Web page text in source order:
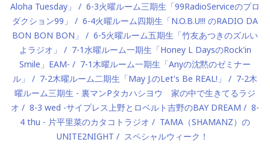
Aloha Tuesday」
6-3火曜ルーム三期生「99RadioServiceのプロ
ダクション99」
6-4火曜ルーム四期生「N.O.B.U!!! のRADIO DA
BON BON BON」
6-5火曜ルーム五期生「竹友あつきのズルい
よラジオ」
7-1水曜ルーム一期生「Honey L DaysのRock'in
Smile」EAM-
7-1木曜ルーム一期生「Anyの沈黙のゼミナー
ル」
7-2木曜ルーム二期生「May J.のLet's Be REAL!」
7-2木
曜ルーム三期生 - 裏マンPタカハシヨウ 家の中で生きてるラジ
オ
8-3 wed -サイプレス上野とロベルト吉野のBAY DREAM
8-
4 thu - 片平里菜のカタコトラジオ
TAMA（SHAMANZ）の
UNITE2NIGHT
スペシャルウィーク！